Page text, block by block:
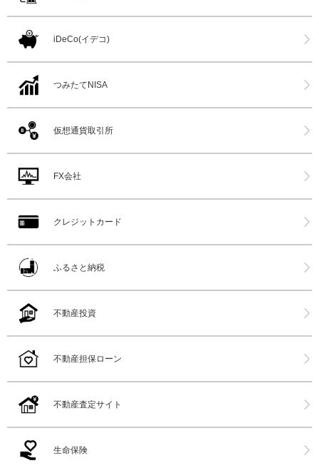
iDeCo(イデコ)
つみたてNISA
仮想通貨取引所
FX会社
クレジットカード
ふるさと納税
不動産投資
不動産担保ローン
不動産査定サイト
生命保険